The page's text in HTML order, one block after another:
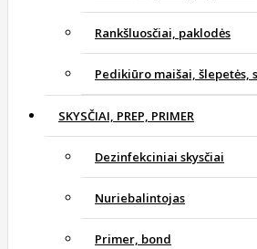
Rankšluosčiai, paklodės
Pedikiūro maišai, šlepetės,
SKYSČIAI, PREP, PRIMER
Dezinfekciniai skysčiai
Nuriebalintojas
Primer, bond